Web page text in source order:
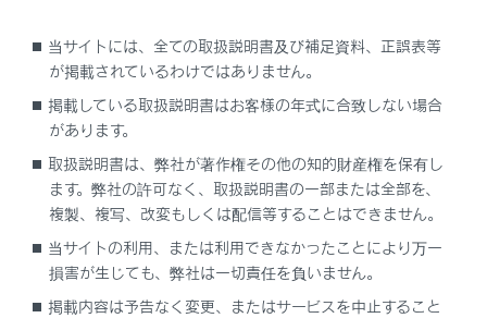
タイマー充電機能とそのはたらき
マイルームモードの機能と働き
合わせて見られているページ
当サイトには、全ての取扱説明書及び補足資料、正誤表等
が掲載されているわけではありません。
掲載している取扱説明書はお客様の年式に合致しない場合
があります。
取扱説明書は、弊社が著作権その他の知的財産権を保有し
ます。弊社の許可なく、取扱説明書の一部または全部を、
複製、複写、改変もしくは配信等することはできません。
当サイトの利用、または利用できなかったことにより万一
損害が生じても、弊社は一切責任を負いません。
掲載内容は予告なく変更、またはサービスを中止すること